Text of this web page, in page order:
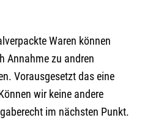
Waren können
Annahme zu andren
Vorausgesetzt das eine
wir keine andere
im nächsten Punkt.